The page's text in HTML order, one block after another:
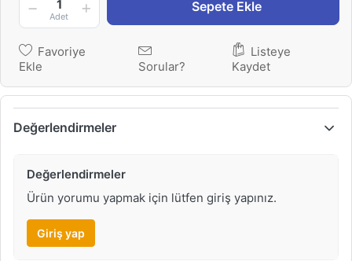
1
Adet
Sepete Ekle
Favoriye
Ekle
Sorular?
Listeye
Kaydet
Değerlendirmeler
Değerlendirmeler
Ürün yorumu yapmak için lütfen giriş yapınız.
Giriş yap